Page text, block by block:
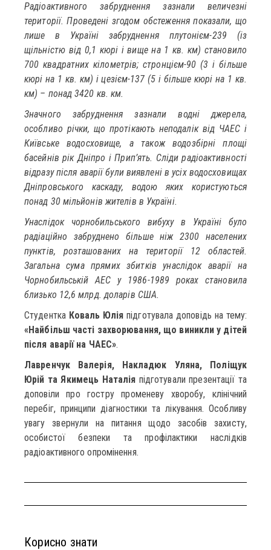
Радіоактивного забруднення зазнали величезні
території. Проведені згодом обстеження показали, що
лише в Україні забруднення плутонієм-239 (із
щільністю від 0,1 кюрі і вище на 1 кв. км) становило
700 квадратних кілометрів; стронцієм-90 (3 і більше
кюрі на 1 кв. км) і цезієм-137 (5 і більше кюрі на 1 кв.
км) – понад 3420 кв. км.
Значного забруднення зазнали водні джерела,
особливо річки, що протікають неподалік від ЧАЕС і
Київське водосховище, а також водозбірні площі
басейнів рік Дніпро і Прип’ять. Сліди радіоактивності
відразу після аварії були виявлені в усіх водосховищах
Дніпровського каскаду, водою яких користуються
понад 30 мільйонів жителів в Україні.
Унаслідок чорнобильського вибуху в Україні було
радіаційно забруднено більше ніж 2300 населених
пунктів, розташованих на території 12 областей.
Загальна сума прямих збитків унаслідок аварії на
Чорнобильській АЕС у 1986-1989 роках становила
близько 12,6 млрд. доларів США.
Студентка Коваль Юліяпідготувала доповідь на тему:
«Найбільш часті захворювання, що виникли у дітей
після аварії на ЧАЕС».
Лавренчук Валерія, Накладюк Уляна, Поліщук
Юрій та Якимець Наталія підготували презентації та
доповіли про гостру променеву хворобу, клінічний
перебіг, принципи діагностики та лікування. Особливу
увагу звернули на питання щодо засобів захисту,
особистої безпеки та профілактики наслідків
радіоактивного опромінення.
Корисно знати